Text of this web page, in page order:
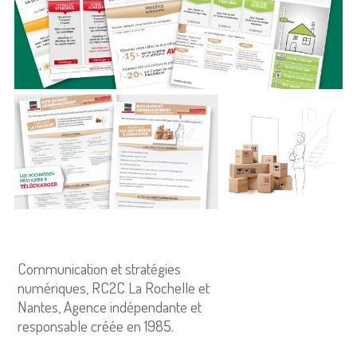
Communication et stratégies
numériques, RC2C La Rochelle et
Nantes, Agence indépendante et
responsable créée en 1985.